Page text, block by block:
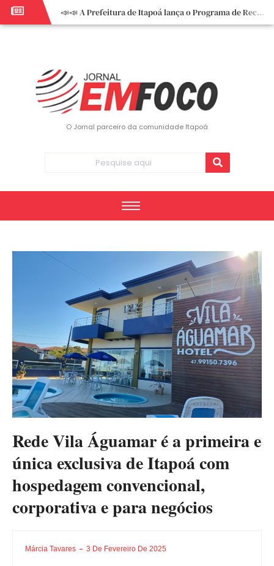
📣📣 A Prefeitura de Itapoá lança o Programa de Recuperação Fiscal (REFIS).
📢 Empreendedor do turismo, esta oportunidade é para você! Itapoá – SC.
O Jornal parceiro da comunidade Itapoá
Rede Vila Águamar é a primeira e
única exclusiva de Itapoá com
hospedagem convencional,
corporativa e para negócios
Márcia Tavares 3 De Fevereiro De 2025